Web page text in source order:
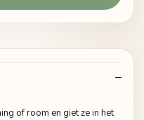
of room en giet ze in het